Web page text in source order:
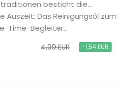
besticht die...
Auszeit: Das Reinigungsöl
Time-Begleiter...
4,99 EUR −1,54 EUR